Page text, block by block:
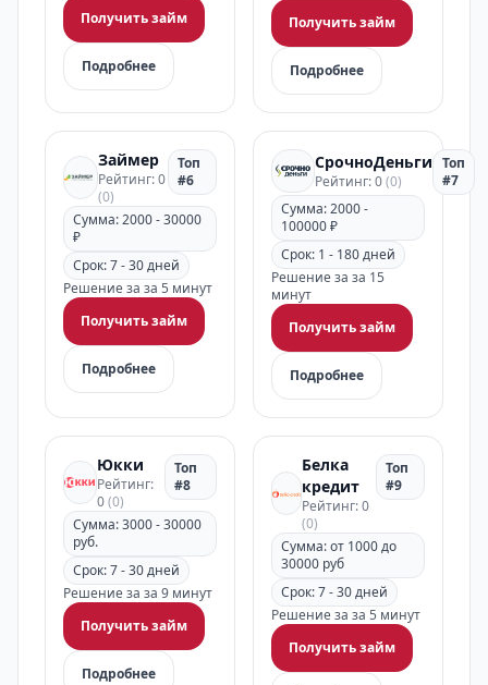
Получить займ
Подробнее
Получить займ
Подробнее
Займер
Рейтинг: 0
(0)
Топ
#6
Сумма: 2000 - 30000
₽
Срок: 7 - 30 дней
Решение за за 5 минут
Получить займ
Подробнее
СрочноДеньги
Рейтинг: 0(0)
Топ
#7
Сумма: 2000 -
100000 ₽
Срок: 1 - 180 дней
Решение за за 15
минут
Получить займ
Подробнее
Юкки
Рейтинг:
0(0)
Топ
#8
Сумма: 3000 - 30000
руб.
Срок: 7 - 30 дней
Решение за за 9 минут
Получить займ
Подробнее
Белка
кредит
Рейтинг: 0
(0)
Топ
#9
Сумма: от 1000 до
30000 руб
Срок: 7 - 30 дней
Решение за за 5 минут
Получить займ